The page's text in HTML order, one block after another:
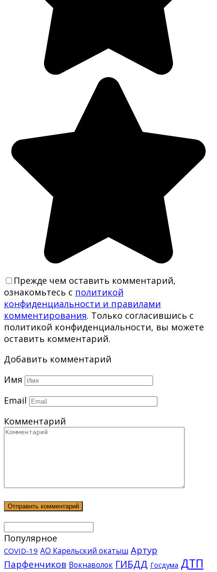
Прежде чем оставить комментарий,
ознакомьтесь с политикой
конфиденциальности и правилами
комментирования. Только согласившись с
политикой конфиденциальности, вы можете
оставить комментарий.
Добавить комментарий
Имя
Email
Комментарий
Популярное
COVID-19 АО Карельский окатыш Артур
Парфенчиков Вокнаволок ГИБДД Госдума ДТП